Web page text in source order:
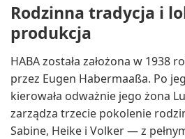
Rodzinna tradycja i
produkcja
HABA została założona w 1938
przez Eugen Habermaaßa. Po
kierowała odważnie jego żona
zarządza trzecie pokolenie
Sabine, Heike i Volker — z